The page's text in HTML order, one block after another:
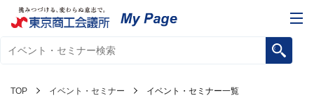
TOP イベント・セミナー イベント・セミナー一覧